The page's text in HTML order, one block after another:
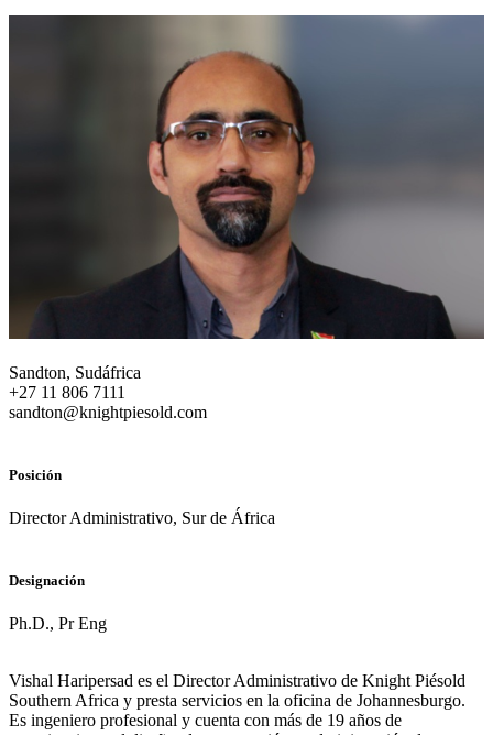
Sandton, Sudáfrica
+27 11 806 7111
sandton@knightpiesold.com
Posición
Director Administrativo, Sur de África
Designación
Ph.D., Pr Eng
Vishal Haripersad es el Director Administrativo de Knight Piésold
Southern Africa y presta servicios en la oficina de Johannesburgo.
Es ingeniero profesional y cuenta con más de 19 años de